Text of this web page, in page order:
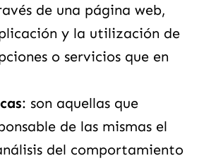
de una página web,
y la utilización de
o servicios que en
: son aquellas que
de las mismas el
del comportamiento